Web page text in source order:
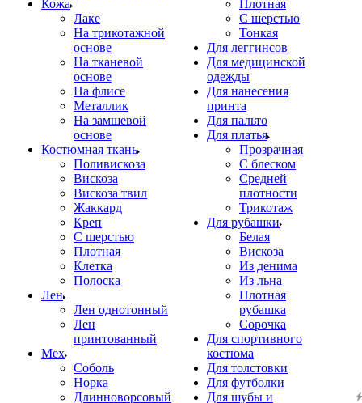
Кожа
Лаке
На трикотажной
основе
На тканевой
основе
На флисе
Металлик
На замшевой
основе
Костюмная ткань
Поливискоза
Вискоза
Вискоза твил
Жаккард
Креп
С шерстью
Плотная
Клетка
Полоска
Лен
Лен однотонный
Лен
принтованный
Мех
Соболь
Норка
Длинноворсовый
Плотная
С шерстью
Тонкая
Для леггинсов
Для медицинской
одежды
Для нанесения
принта
Для пальто
Для платья
Прозрачная
С блеском
Средней
плотности
Трикотаж
Для рубашки
Белая
Вискоза
Из денима
Из льна
Плотная
рубашка
Сорочка
Для спортивного
костюма
Для толстовки
Для футболки
Для шубы и